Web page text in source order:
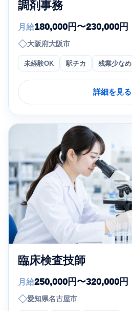
調剤事務
月給180,000円〜230,000円
◇大阪府大阪市
未経験OK 駅チカ 残業少なめ
詳細を見る
臨床検査技師
月給250,000円〜320,000円
◇愛知県名古屋市